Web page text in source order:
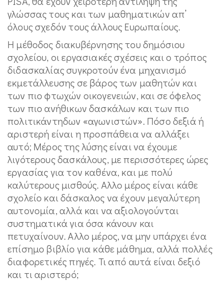
γλώσσας τους και των μαθηματικών απ’
όλους σχεδόν τους άλλους Ευρωπαίους.
Η μέθοδος διακυβέρνησης του δημόσιου
σχολείου, οι εργασιακές σχέσεις και ο τρόπος
διδασκαλίας συγκροτούν ένα μηχανισμό
εκμετάλλευσης σε βάρος των μαθητών και
των πιο φτωχών οικογενειών, και σε όφελος
των πιο ανήθικων δασκάλων και των πιο
πολιτικάντηδων «αγωνιστών». Πόσο δεξιά ή
αριστερή είναι η προσπάθεια να αλλάξει
αυτό; Μέρος της λύσης είναι να έχουμε
λιγότερους δασκάλους, με περισσότερες ώρες
εργασίας για τον καθένα, και με πολύ
καλύτερους μισθούς. Αλλο μέρος είναι κάθε
σχολείο και δάσκαλος να έχουν μεγαλύτερη
αυτονομία, αλλά και να αξιολογούνται
συστηματικά για όσα κάνουν και
πετυχαίνουν. Αλλο μέρος, να μην υπάρχει ένα
επίσημο βιβλίο για κάθε μάθημα, αλλά πολλές
διαφορετικές πηγές. Τι από αυτά είναι δεξιό
και τι αριστερό;